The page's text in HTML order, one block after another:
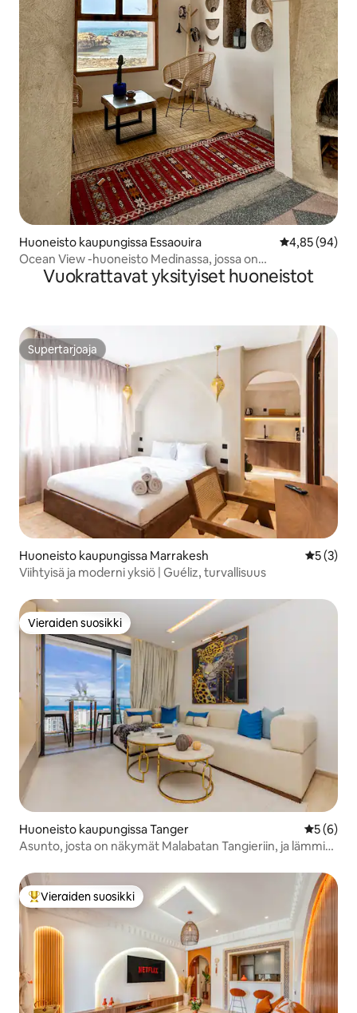
Huoneisto kaupungissa Essaouira
4,85 (94)
Ocean View -huoneisto Medinassa, jossa on
musiikkihuone
Vuokrattavat yksityiset huoneistot
Supertarjoaja
Supertarjoaja
Huoneisto kaupungissa Marrakesh
5 (3)
Viihtyisä ja moderni yksiö | Guéliz, turvallisuus
Vieraiden suosikki
Vieraiden suosikki
Huoneisto kaupungissa Tanger
5 (6)
Asunto, josta on näkymät Malabatan Tangieriin, ja lämmin
Vieraiden suosikkien parhaimmistoa
Vieraiden suosikki